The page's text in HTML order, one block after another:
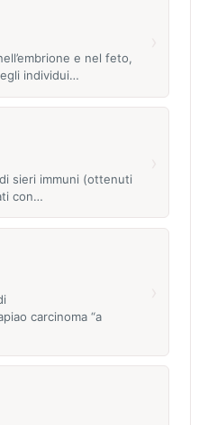
e nel feto,
individui…
sieri immuni (ottenuti
con…
carcinoma “a